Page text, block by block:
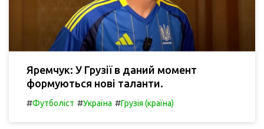
Яремчук: У Грузії в даний момент
формуються нові таланти.
#Футболіст #Україна #Грузія (країна)